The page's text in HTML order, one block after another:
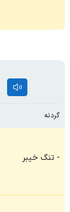
گردنه
تنگ خیبر